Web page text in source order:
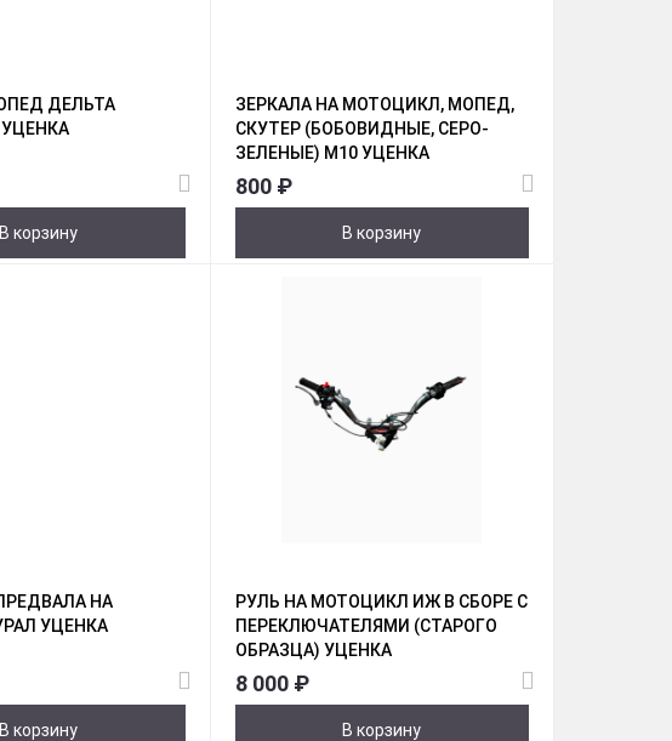
ДЕЛЬТА
В корзину
ЗЕРКАЛА НА МОТОЦИКЛ, МОПЕД,
СКУТЕР (БОБОВИДНЫЕ, СЕРО-
ЗЕЛЕНЫЕ) М10 УЦЕНКА
800 ₽
В корзину
НА
УЦЕНКА
В корзину
РУЛЬ НА МОТОЦИКЛ ИЖ В СБОРЕ С
ПЕРЕКЛЮЧАТЕЛЯМИ (СТАРОГО
ОБРАЗЦА) УЦЕНКА
8 000 ₽
В корзину